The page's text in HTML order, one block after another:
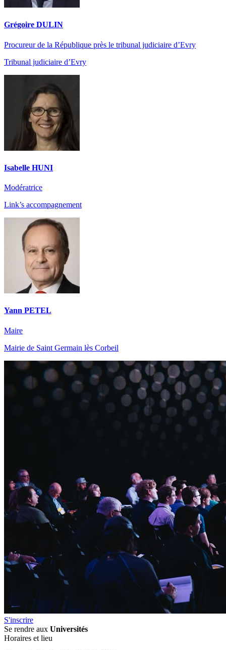
Grégoire DULIN
Procureur de la République près le tribunal judiciaire d’Evry
Tribunal judiciaire d’Evry
Isabelle HUNI
Modératrice
Link’s accompagnement
Yann PETEL
Maire
Mairie de Saint Germain lès Corbeil
S'inscrire
Se rendre aux Universités
Horaires et lieu